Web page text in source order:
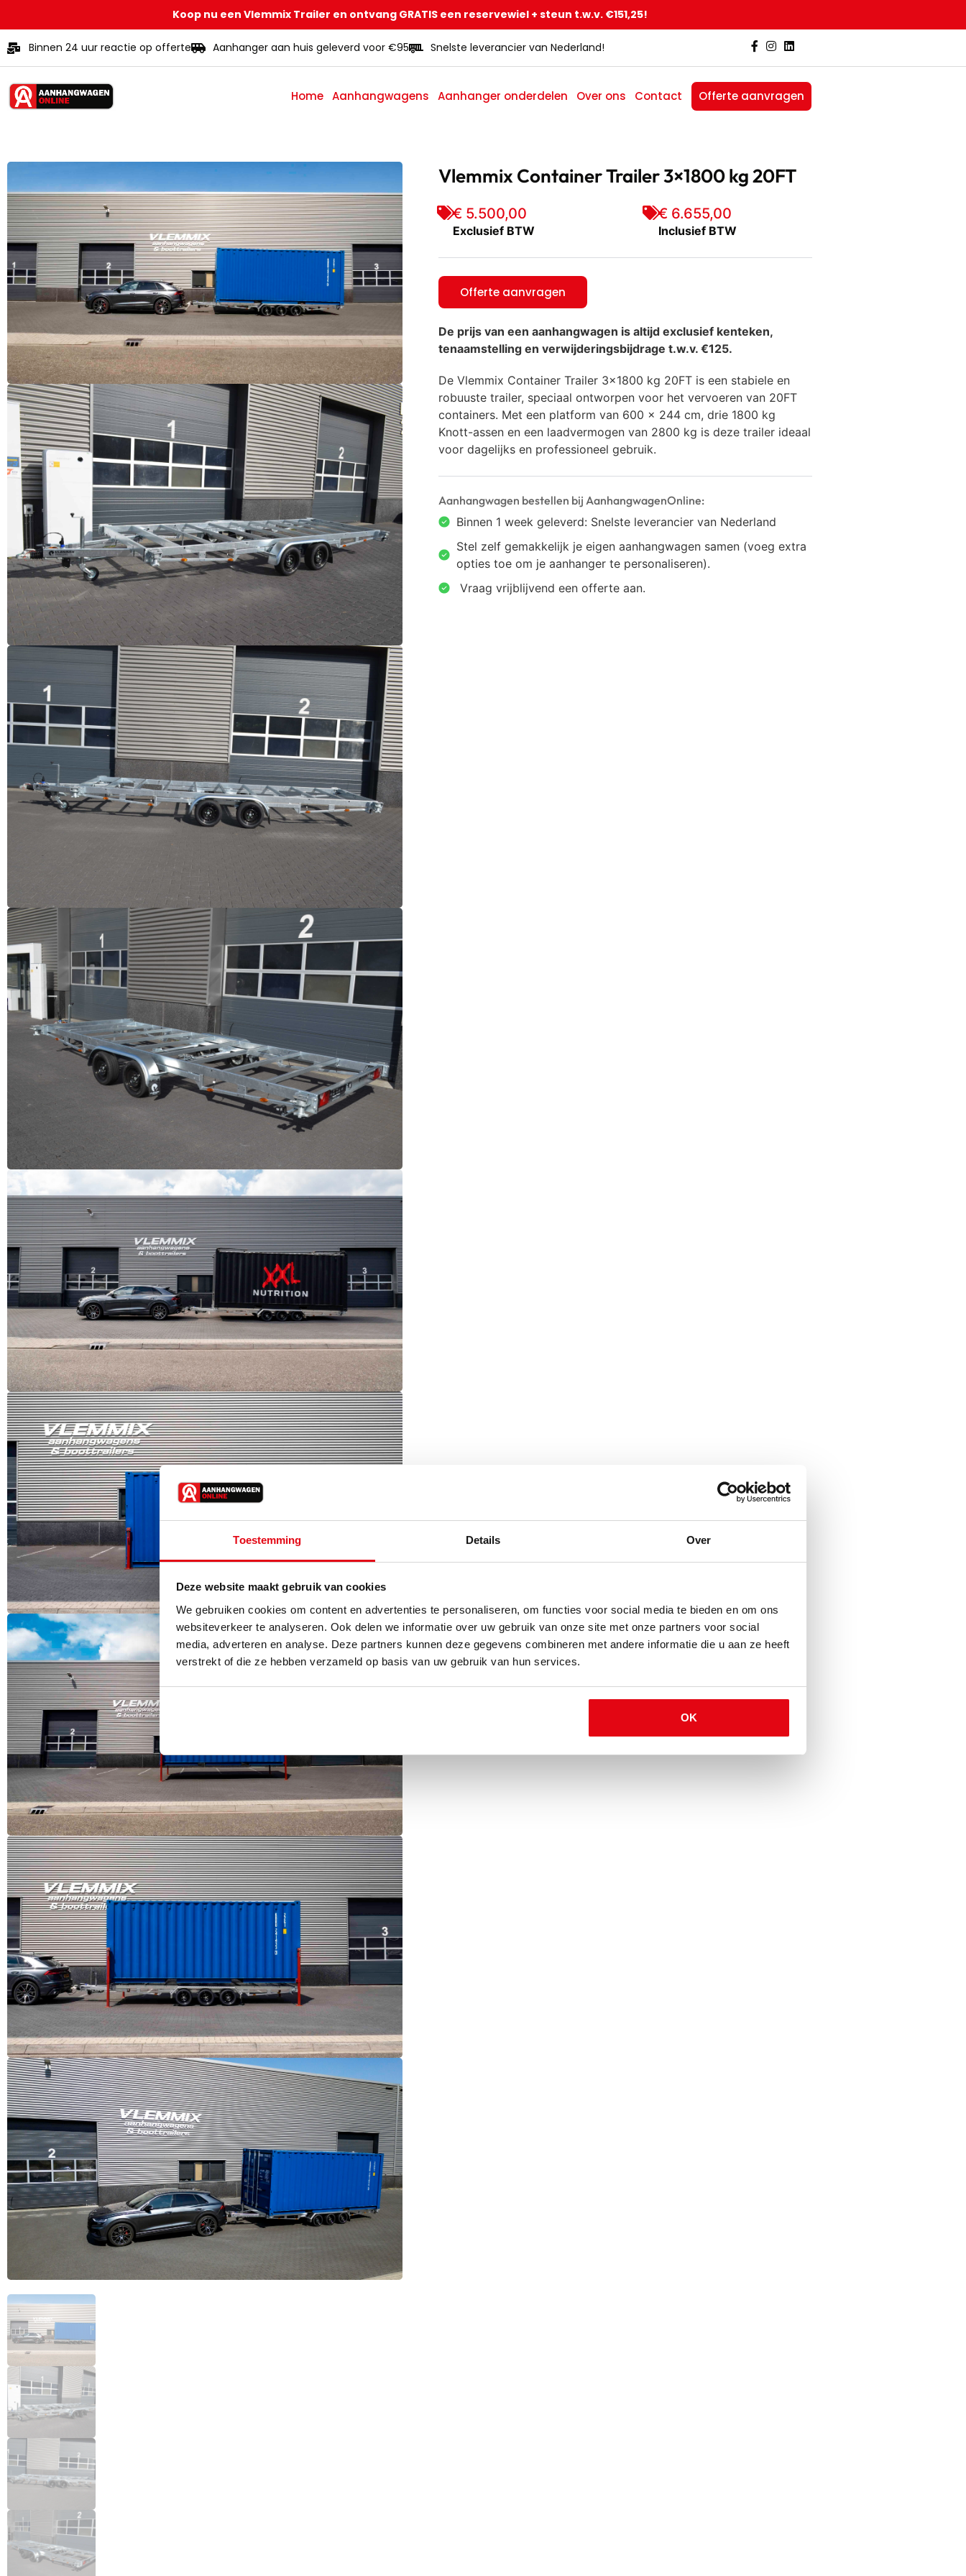
Toestemming Details Over
Deze website maakt gebruik van cookies
We gebruiken cookies om content en advertenties te personaliseren, om functies voor social media te bieden en om ons
websiteverkeer te analyseren. Ook delen we informatie over uw gebruik van onze site met onze partners voor social
media, adverteren en analyse. Deze partners kunnen deze gegevens combineren met andere informatie die u aan ze heeft
verstrekt of die ze hebben verzameld op basis van uw gebruik van hun services.
OK
Koop nu een Vlemmix Trailer en ontvang GRATIS een reservewiel + steun t.w.v. €151,25!
Binnen 24 uur reactie op offerte Aanhanger aan huis geleverd voor €95 Snelste leverancier van Nederland!
Home Aanhangwagens Aanhanger onderdelen Over ons Contact Offerte aanvragen
Vlemmix Container Trailer 3×1800 kg 20FT
€ 5.500,00
Exclusief BTW
€ 6.655,00
Inclusief BTW
Offerte aanvragen
De prijs van een aanhangwagen is altijd exclusief kenteken,
tenaamstelling en verwijderingsbijdrage t.w.v. €125.
De Vlemmix Container Trailer 3×1800 kg 20FT is een stabiele en
robuuste trailer, speciaal ontworpen voor het vervoeren van 20FT
containers. Met een platform van 600 x 244 cm, drie 1800 kg
Knott-assen en een laadvermogen van 2800 kg is deze trailer ideaal
voor dagelijks en professioneel gebruik.
Aanhangwagen bestellen bij AanhangwagenOnline:
Binnen 1 week geleverd: Snelste leverancier van Nederland
Stel zelf gemakkelijk je eigen aanhangwagen samen (voeg extra
opties toe om je aanhanger te personaliseren).
⁠ ⁠Vraag vrijblijvend een offerte aan.